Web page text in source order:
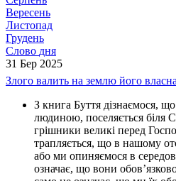
Вересень
Листопад
Грудень
Слово дня
31 Бер 2025
Злого валить на землю його
З книга Буття дізнаємося,
людиною, поселяється біля
грішники великі перед
трапляється, що в нашому
або ми опиняємося в
означає, що вони